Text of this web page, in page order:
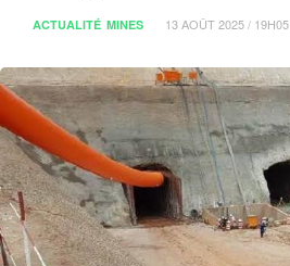
ACTUALITÉ MINES 13 AOÛT 2025 / 19H05